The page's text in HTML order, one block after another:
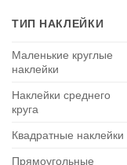
ТИП НАКЛЕЙКИ
Маленькие круглые
наклейки
Наклейки среднего
круга
Квадратные наклейки
Прямоугольные